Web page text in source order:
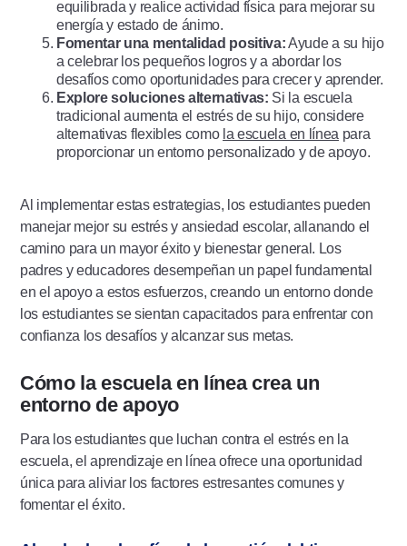
equilibrada y realice actividad física para mejorar su
energía y estado de ánimo.
Fomentar una mentalidad positiva:Ayude a su hijo
a celebrar los pequeños logros y a abordar los
desafíos como oportunidades para crecer y aprender.
Explore soluciones alternativas: Si la escuela
tradicional aumenta el estrés de su hijo, considere
alternativas flexibles como la escuela en línea para
proporcionar un entorno personalizado y de apoyo.
Al implementar estas estrategias, los estudiantes pueden
manejar mejor su estrés y ansiedad escolar, allanando el
camino para un mayor éxito y bienestar general. Los
padres y educadores desempeñan un papel fundamental
en el apoyo a estos esfuerzos, creando un entorno donde
los estudiantes se sientan capacitados para enfrentar con
confianza los desafíos y alcanzar sus metas.
Cómo la escuela en línea crea un
entorno de apoyo
Para los estudiantes que luchan contra el estrés en la
escuela, el aprendizaje en línea ofrece una oportunidad
única para aliviar los factores estresantes comunes y
fomentar el éxito.